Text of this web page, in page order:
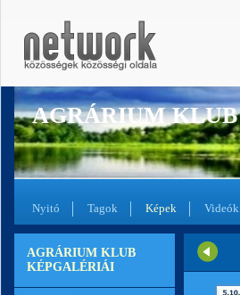
AGRÁRIUM KLUB
Nyitó Tagok Képek Videók
AGRÁRIUM KLUB
KÉPGALÉRIÁI